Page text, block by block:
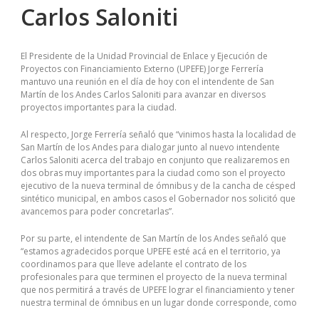
Carlos Saloniti
El Presidente de la Unidad Provincial de Enlace y Ejecución de
Proyectos con Financiamiento Externo (UPEFE) Jorge Ferrería
mantuvo una reunión en el día de hoy con el intendente de San
Martín de los Andes Carlos Saloniti para avanzar en diversos
proyectos importantes para la ciudad.
Al respecto, Jorge Ferrería señaló que “vinimos hasta la localidad de
San Martín de los Andes para dialogar junto al nuevo intendente
Carlos Saloniti acerca del trabajo en conjunto que realizaremos en
dos obras muy importantes para la ciudad como son el proyecto
ejecutivo de la nueva terminal de ómnibus y de la cancha de césped
sintético municipal, en ambos casos el Gobernador nos solicitó que
avancemos para poder concretarlas”.
Por su parte, el intendente de San Martín de los Andes señaló que
“estamos agradecidos porque UPEFE esté acá en el territorio, ya
coordinamos para que lleve adelante el contrato de los
profesionales para que terminen el proyecto de la nueva terminal
que nos permitirá a través de UPEFE lograr el financiamiento y tener
nuestra terminal de ómnibus en un lugar donde corresponde, como